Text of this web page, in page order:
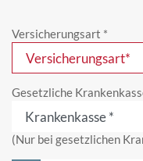
Versicherungsart *
Gesetzliche
(Nur bei gesetzlichen